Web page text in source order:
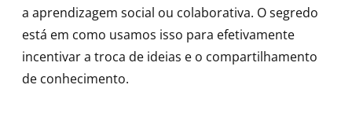
a aprendizagem social ou colaborativa. O segredo
está em como usamos isso para efetivamente
incentivar a troca de ideias e o compartilhamento
de conhecimento.